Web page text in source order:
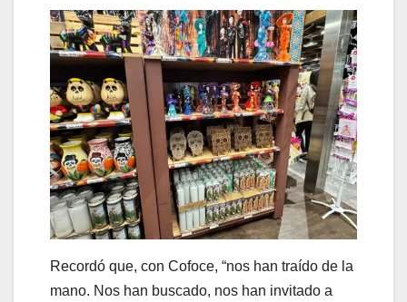
Recordó que, con Cofoce, “nos han traído de la
mano. Nos han buscado, nos han invitado a